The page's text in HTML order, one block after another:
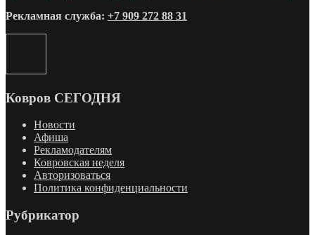
Рекламная служба: +7 909 272 88 31
Ковров СЕГОДНЯ
Новости
Афиша
Рекламодателям
Ковровская неделя
Авторизоваться
Политика конфиденциальности
Рубрикатор